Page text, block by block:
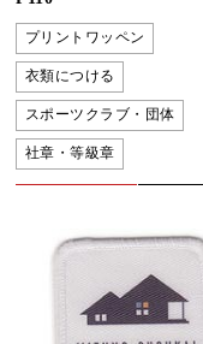
プリントワッペン
衣類につける
スポーツクラブ・団体
社章・等級章